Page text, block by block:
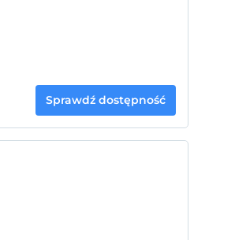
Sprawdź dostępność